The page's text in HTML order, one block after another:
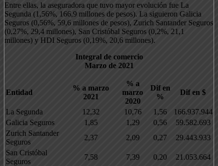
Entre ellas, la aseguradora que tuvo mayor evolución fue La
Segunda (1,56%, 166,9 millones de pesos). La siguieron Galicia
Seguros (0,56%, 59,6 millones de pesos), Zurich Santander Seguros
(0,27%, 29,4 millones), San Cristóbal Seguros (0,2%, 21,1
millones) y HDI Seguros (0,19%, 20,6 millones).
Integral de comercio
Marzo de 2021
Entidad
% a marzo
2021
% a
marzo
2020
Dif en
%
Dif en $
La Segunda 12,32 10,76 1,56
166.937.944
Galicia Seguros
1,85 1,29 0,56
59.582.693
Zurich Santander
Seguros
2,37 2,09 0,27
29.443.933
San Cristóbal
Seguros
7,58 7,39 0,20
21.053.664